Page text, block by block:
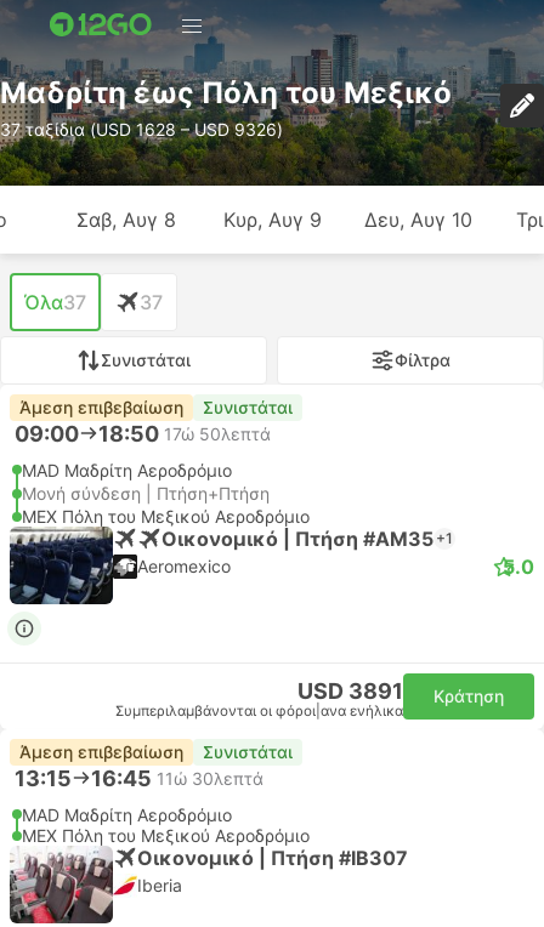
Μαδρίτη έως Πόλη του Μεξικό
37 ταξίδια (USD 1628 – USD 9326)
Σαβ, Αυγ 8 Κυρ, Αυγ 9 Δευ, Αυγ 10
Όλα37 37
Συνιστάται Φίλτρα
Άμεση επιβεβαίωση Συνιστάται
09:00 18:50 17ώ 50λεπτά
MAD Μαδρίτη Αεροδρόμιο
Μονή σύνδεση | Πτήση+Πτήση
MEX Πόλη του Μεξικού Αεροδρόμιο
Οικονομικό | Πτήση #AM35 +1
Aeromexico 5.0
USD 3891
Συμπεριλαμβάνονται οι φόροι ανα ενήλικα
Κράτηση
Άμεση επιβεβαίωση Συνιστάται
13:15 16:45 11ώ 30λεπτά
MAD Μαδρίτη Αεροδρόμιο
MEX Πόλη του Μεξικού Αεροδρόμιο
Οικονομικό | Πτήση #IB307
Iberia